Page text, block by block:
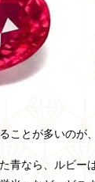
ことが多いのが
青なら、ルビー